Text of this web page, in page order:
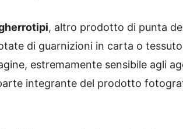
, altro prodotto di punta
di guarnizioni in carta o
estremamente sensibile agli
integrante del prodotto